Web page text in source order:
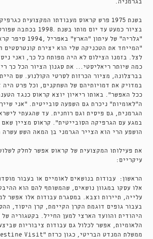
בגרמניה.
בשנת 1975 פרש קראוס מעבודתו המקצועית
בציור כמעט עד יום מותו בשנת
"גלריה" של עיתון
"המייחד את הטכניקה שלי הוא יצירת קונטרסטים
לצל. בזמנו הצילום לא היה מפותח כל כך, ואני
כמה שיותר ריאליסטי... את סגנון הציור הכל כך
בברצלונה, מציור הכרזות לסרטי הקולנוע. שם
במדויק את דמויותיהם של השחקנים, וכל פרט היה
ככל האפשר". באותו ריאיון יוצא קראוס כנגד
ה"לאומיות" ניכרת גם השפעה סובייטית. "אני
הגרמנית, גם פיסית וגם רוחנית. עד שהגעתי
במגע עם הגרפיקה הסובייטית". קראוס מציין שאם
הושפע הרי הוא הצייר הגרמני בן המאה השש עשרה
את פעילותו המקצועית של קראוס אפשר לחלק
עיקריים:
הראשון: עבודות בנושאים לאומיים או בעבור
אלו עסקו במגוון נושאים, שהמשותף להם הוא
עלייה, תיירות וצבא. במסגרת עבודות אלו אפשר
בעבור גופים דוגמת הקרן הקיימת, קרן היסוד,
היהודית והוועד הארצי למען החייל. בקטגוריה של
הלאומיות, אפשר לכלול גם עבודות ציבוריות